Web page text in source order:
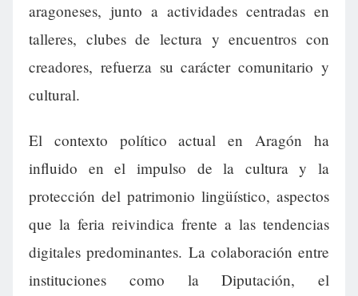
aragoneses, junto a actividades centradas en
talleres, clubes de lectura y encuentros con
creadores, refuerza su carácter comunitario y
cultural.
El contexto político actual en Aragón ha
influido en el impulso de la cultura y la
protección del patrimonio lingüístico, aspectos
que la feria reivindica frente a las tendencias
digitales predominantes. La colaboración entre
instituciones como la Diputación, el